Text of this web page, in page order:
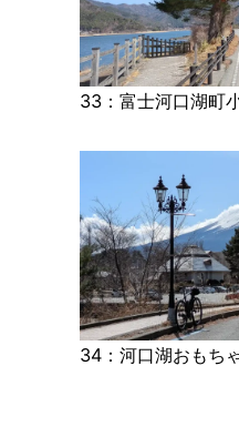
33：富士河口湖町
34：河口湖おもち